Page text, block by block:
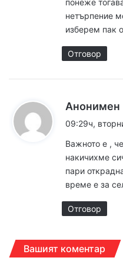
понеже
нетърпение
изберем пак
Отговор
Анонимен
а
:
09:29ч,
Важното е ,
накичихме
пари
време е за
Отговор
Вашият коментар